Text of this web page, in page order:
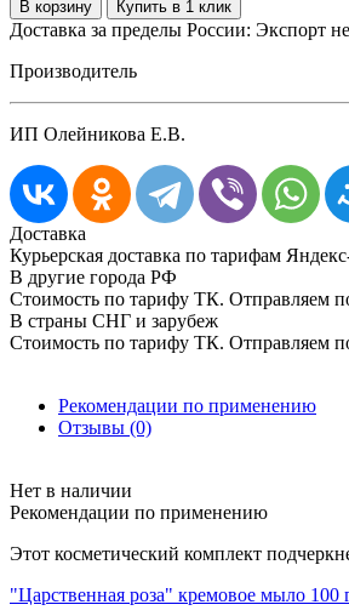
Доставка за пределы России: Экспорт
Производитель
ИП Олейникова Е.В.
Доставка
Курьерская доставка по тарифам
В другие города РФ
Стоимость по тарифу ТК. Отправляем
В страны СНГ и зарубеж
Стоимость по тарифу ТК. Отправляем
Рекомендации по применению
Отзывы (0)
Нет в наличии
Рекомендации по применению
Этот косметический комплект
"Царственная роза" кремовое мыло 100